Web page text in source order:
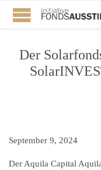
Der
September 9, 2024
Der Aquila Capital